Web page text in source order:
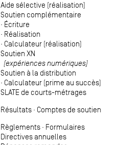
Aide sélective (réalisation)
Soutien complémentaire
· Écriture
· Réalisation
· Calculateur (réalisation)
Soutien XN
(expériences numériques)
Soutien à la distribution
· Calculateur (prime au succès)
SLATE de courts-métrages
Résultats · Comptes de soutien
Règlements · Formulaires
Directives annuelles